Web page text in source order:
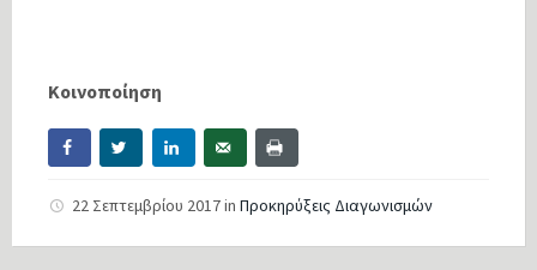
Κοινοποίηση
22 Σεπτεμβρίου 2017in Προκηρύξεις Διαγωνισμών